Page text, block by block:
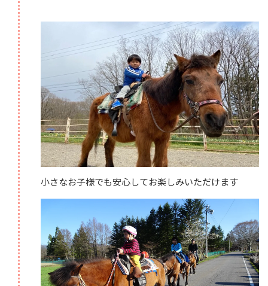
小さなお子様でも安心してお楽しみいただけます